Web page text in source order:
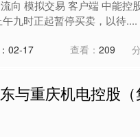
向 模拟交易 客户端 中能控
九时正起暂停买卖，以待....
02-17 查看： 209
与重庆机电控股（